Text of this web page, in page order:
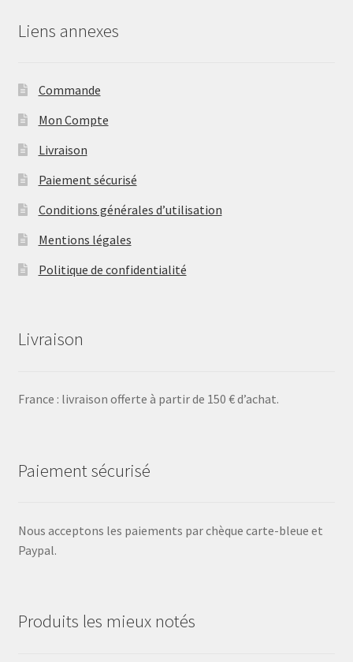
Liens annexes
Commande
Mon Compte
Livraison
Paiement sécurisé
Conditions générales d’utilisation
Mentions légales
Politique de confidentialité
Livraison
France : livraison offerte à partir de 150 € d’achat.
Paiement sécurisé
Nous acceptons les paiements par chèque carte-bleue et
Paypal.
Produits les mieux notés